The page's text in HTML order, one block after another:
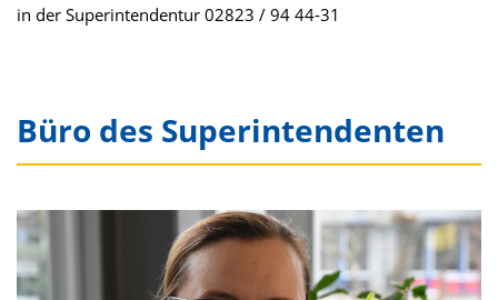
in der Superintendentur 02823 / 94 44-31
Büro des Superintendenten